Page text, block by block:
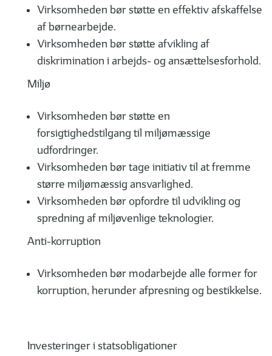
Virksomheden bør støtte en effektiv afskaffelse
af børnearbejde.
Virksomheden bør støtte afvikling af
diskrimination i arbejds- og ansættelsesforhold.
Miljø
Virksomheden bør støtte en
forsigtighedstilgang til miljømæssige
udfordringer.
Virksomheden bør tage initiativ til at fremme
større miljømæssig ansvarlighed.
Virksomheden bør opfordre til udvikling og
spredning af miljøvenlige teknologier.
Anti-korruption
Virksomheden bør modarbejde alle former for
korruption, herunder afpresning og bestikkelse.
Investeringer i statsobligationer